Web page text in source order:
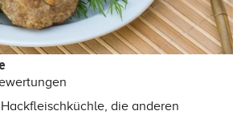
die anderen